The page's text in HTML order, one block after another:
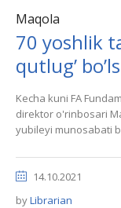
Maqola
70 yoshlik
qutlug’
Kecha kuni FA
direktor o'rinbosari
yubileyi munosabati
14.10.2021
byLibrarian